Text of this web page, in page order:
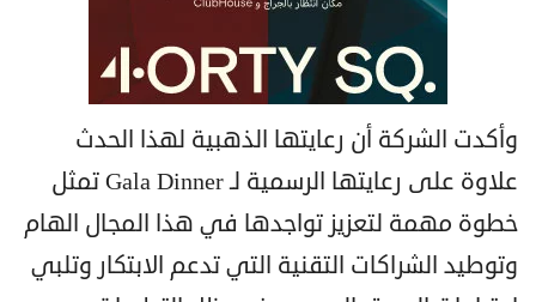
وأكدت الشركة أن رعايتها الذهبية لهذا الحدث
علاوة على رعايتها الرسمية لـ Gala Dinner تمثل
خطوة مهمة لتعزيز تواجدها في هذا المجال الهام
وتوطيد الشراكات التقنية التي تدعم الابتكار وتلبي